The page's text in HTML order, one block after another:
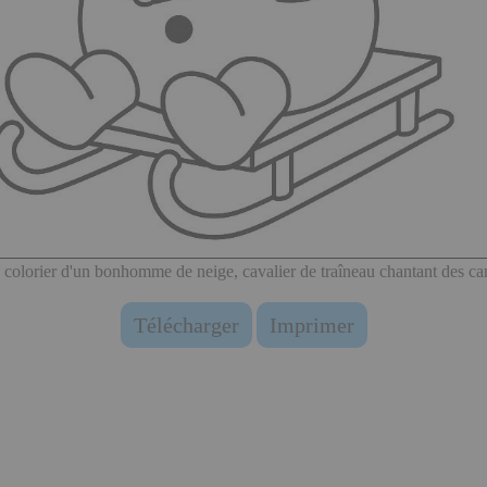
colorier d'un bonhomme de neige, cavalier de traîneau chantant des
Télécharger Imprimer